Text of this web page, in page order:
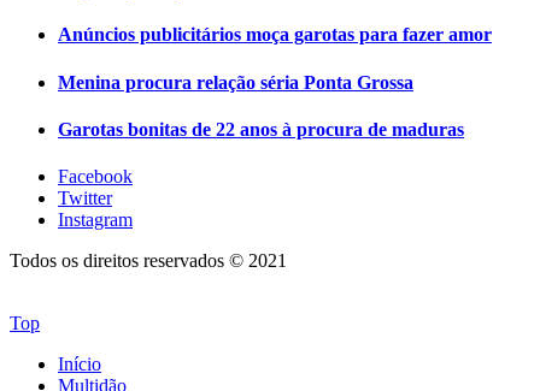
Anúncios publicitários moça garotas para fazer amor
Menina procura relação séria Ponta Grossa
Garotas bonitas de 22 anos à procura de maduras
Facebook
Twitter
Instagram
Todos os direitos reservados © 2021
Top
Início
Multidão